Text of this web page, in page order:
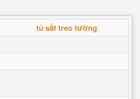
tủ sắt treo tường